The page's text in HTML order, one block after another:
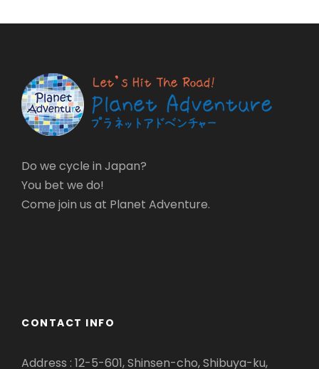
Do we cycle in Japan?
You bet we do!
Come join us at Planet Adventure.
CONTACT INFO
Address : 12-5-601, Shinsen-cho, Shibuya-ku,